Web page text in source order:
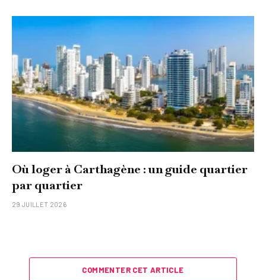
Où loger à Carthagène : un guide quartier
par quartier
29 JUILLET 2026
COMMENTER CET ARTICLE